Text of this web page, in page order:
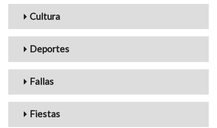
Cultura
Deportes
Fallas
Fiestas